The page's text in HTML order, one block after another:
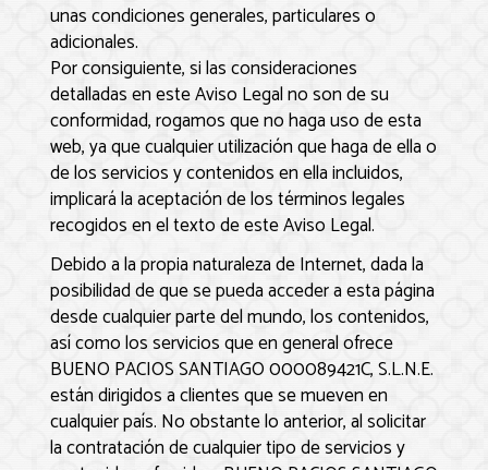
unas condiciones generales, particulares o
adicionales.
Por consiguiente, si las consideraciones
detalladas en este Aviso Legal no son de su
conformidad, rogamos que no haga uso de esta
web, ya que cualquier utilización que haga de ella o
de los servicios y contenidos en ella incluidos,
implicará la aceptación de los términos legales
recogidos en el texto de este Aviso Legal.
Debido a la propia naturaleza de Internet, dada la
posibilidad de que se pueda acceder a esta página
desde cualquier parte del mundo, los contenidos,
así como los servicios que en general ofrece
BUENO PACIOS SANTIAGO 000089421C, S.L.N.E.
están dirigidos a clientes que se mueven en
cualquier país. No obstante lo anterior, al solicitar
la contratación de cualquier tipo de servicios y